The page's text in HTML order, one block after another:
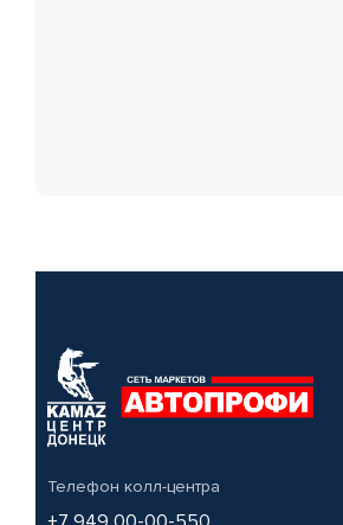
Телефон колл-центра